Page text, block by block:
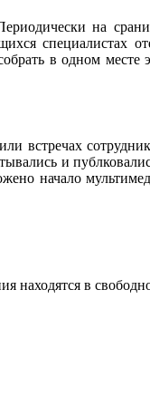
на
специалистах
в одном
встречах
и
начало
находятся в